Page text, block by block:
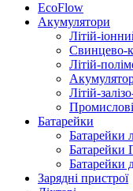
EcoFlow
Акумулятори
Літій-
Свинцево-
Літій-
Літій-
Батарейки
Батарейки
Батарейки
Батарейки
Зарядні пристрої